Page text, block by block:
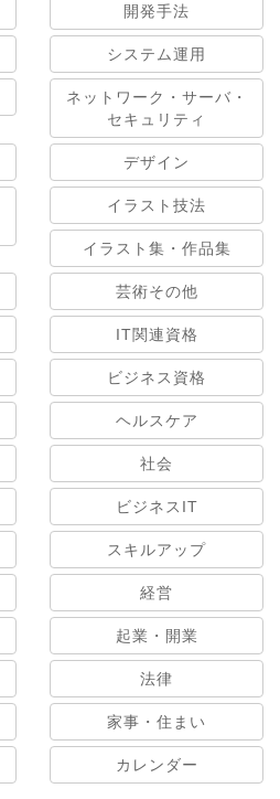
開発手法
システム運用
ネットワーク・サーバ・
セキュリティ
デザイン
イラスト技法
イラスト集・作品集
芸術その他
IT関連資格
ビジネス資格
ヘルスケア
社会
ビジネスIT
スキルアップ
経営
起業・開業
法律
家事・住まい
カレンダー